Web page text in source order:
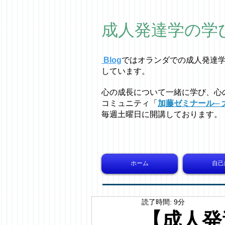
成人発達学の学
Blogではオラ ンダでの成人発達
しています。
心の成長について一緒に学び、
コミュニティ「 加藤ゼミナール─
毎週土曜日に開講しております。
ホーム 自
【成人
読了時間: 9分